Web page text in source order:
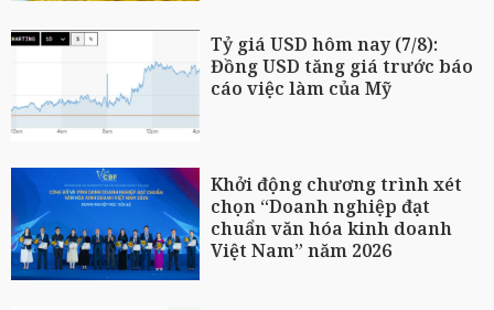
Tỷ giá USD hôm nay (7/8):
Đồng USD tăng giá trước báo
cáo việc làm của Mỹ
Khởi động chương trình xét
chọn “Doanh nghiệp đạt
chuẩn văn hóa kinh doanh
Việt Nam” năm 2026